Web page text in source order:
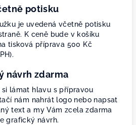
potisku
je uvedená včetně potisku
K ceně bude v košíku
tisková příprava 500 Kč
návrh zdarma
si lámat hlavu s přípravou
nám nahrát logo nebo napsat
text a my Vám zcela zdarma
grafický návrh.